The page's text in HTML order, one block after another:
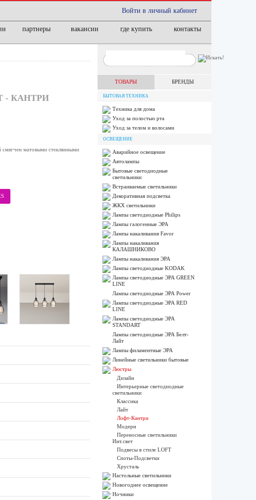
Войти в личный кабинет
партнеры вакансии где купить контакты
- КАНТРИ
матовыми стеклянными
ТОВАРЫ БРЕНДЫ
БЫТОВАЯ ТЕХНИКА
Техника для дома
Уход за полостью рта
Уход за телом и волосами
ОСВЕЩЕНИЕ
Аварийное освещение
Автолампы
Бытовые светодиодные
светильники
Встраиваемые светильники
Декоративная подсветка
ЖКХ светильники
Лампы cветодиодные Philips
Лампы галогенные ЭРА
Лампы накаливания Favor
Лампы накаливания
КАЛАШНИКОВО
Лампы накаливания ЭРА
Лампы светодиодные KODAK
Лампы светодиодные ЭРА GREEN
LINE
Лампы светодиодные ЭРА Power
Лампы светодиодные ЭРА RED
LINE
Лампы светодиодные ЭРА
STANDART
Лампы светодиодные ЭРА Белт-
Лайт
Лампы филаментные ЭРА
Линейные светильники бытовые
Люстры
Дизайн
Интерьерные светодиодные
светильники
Классика
Лайт
Лофт-Кантри
Модерн
Переносные светильники
Инт.свет
Подвесы в стиле LOFT
Споты-Подсветки
Хрусталь
Настольные светильники
Новогоднее освещение
Ночники